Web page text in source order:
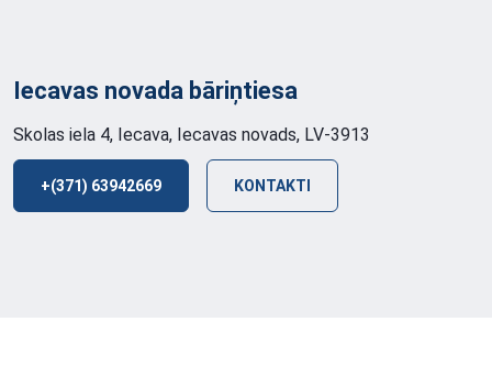
Iecavas novada bāriņtiesa
Skolas iela 4, Iecava, Iecavas novads, LV-3913
+(371) 63942669 KONTAKTI